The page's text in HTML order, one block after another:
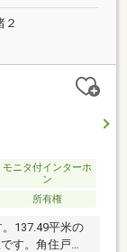
２
モニタ付インターホ
ン
所有権
137.49平米の
す。角住戸で